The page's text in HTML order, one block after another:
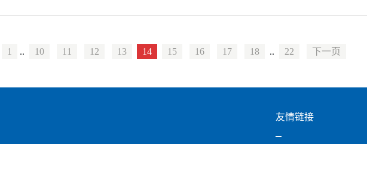
1 .. 10 11 12 13 14 15 16 17 18 .. 22 下一页
友情链接